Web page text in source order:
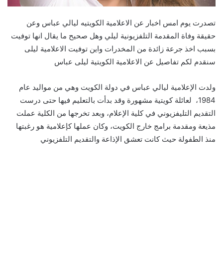
تصدرت يوم امس اخبار عن الاعلامية الكويتيه ليالي عباس وعن
حقيقة وفاة المقدمة التلفزيونية ليلي وهل صحيح ما يقال انها توفيت
بسبب اخذ جرعة زائدة من المخدرات واين توفيت الاعلامية ليلى
سنقدم لكم تفاصيل عن الاعلامية الكويتية ليلى عباس
ولدت الإعلامية ليالي عباس في دولة الكويت وهي من مواليد عام
1984، لعائلة كويتية مشهورة وقد بدأت بالتعليم فيها حتى درست
التقديم التليفزيوني في كلية الإعلام، وبعد تخرجها من الكلية عملت
مذيعة ومقدمة برامج خارج الكويت، وكان عملها كإعلامية هو رغبتها
منذ الطفولة حيث كانت تعشق الإذاعة والتقديم التلفزيوني